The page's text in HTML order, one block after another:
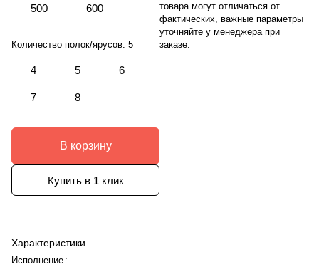
500 600
Количество полок/ярусов: 5
4 5 6
7 8
В корзину
Купить в 1 клик
Характеристики
Исполнение :
товара могут отличаться от
фактических, важные параметры
уточняйте у менеджера при
заказе.